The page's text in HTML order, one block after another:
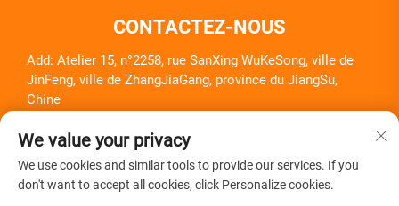
CONTACTEZ-NOUS
Add: Atelier 15, n°2258, rue SanXing WuKeSong, ville de
JinFeng, ville de ZhangJiaGang, province du JiangSu,
Chine
[email protected]
We value your privacy
We use cookies and similar tools to provide our services. If you
don't want to accept all cookies, click Personalize cookies.